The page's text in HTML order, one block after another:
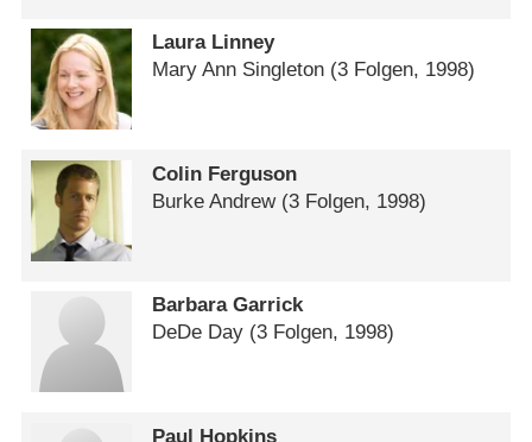
Laura Linney
Mary Ann Singleton (3 Folgen, 1998)
Colin Ferguson
Burke Andrew(3 Folgen, 1998)
Barbara Garrick
DeDe Day (3 Folgen, 1998)
Paul Hopkins